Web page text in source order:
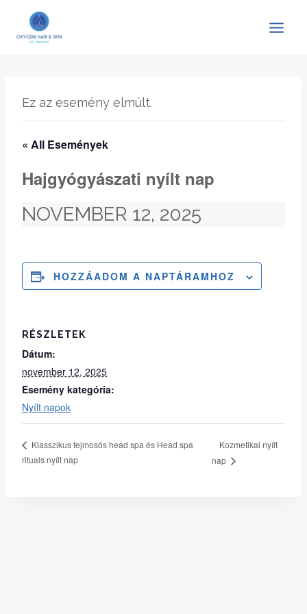
content
Ez az esemény elmúlt.
« All Események
Hajgyógyászati nyílt nap
NOVEMBER 12, 2025
HOZZÁADOM A NAPTÁRAMHOZ
RÉSZLETEK
Dátum:
november 12, 2025
Esemény kategória:
Nyílt napok
Klasszikus fejmosós head spa és Head spa
rituals nyílt nap
Kozmetikai nyílt
nap